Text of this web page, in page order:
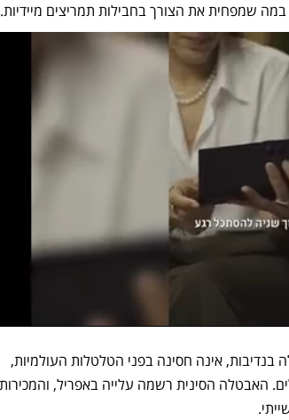
שמפחית את הצורך בחבילות תמריצים מיידיות.